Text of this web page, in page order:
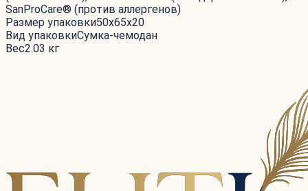
SanProCare® (против аллергенов)
Размер упаковки50x65x20
Вид упаковкиСумка-чемодан
Вес2.03 кг